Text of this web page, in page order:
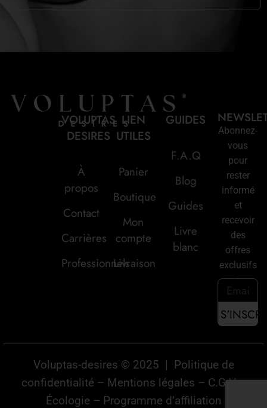
VOLUPTAS
DESIRES
À
propos
Contact
Carrières
Professionnels
LIEN
UTILES
Panier
Boutique
Mon
compte
Livraison
GUIDES
F.A.Q
Blog
Guides
Livre
blanc
Abonnez-
vous
pour
rester
informé
et
recevoir
des
offres
exclusifs
:
Voluptas-desires © 2025 |
Politique de
confidentialité – Mentions légales – C.G.V–
Écologie – Programme d’affiliation